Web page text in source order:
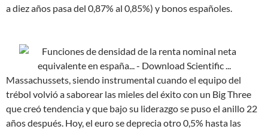
a diez años pasa del 0,87% al 0,85%) y bonos españoles.
Massachussets, siendo instrumental cuando el equipo del
trébol volvió a saborear las mieles del éxito con un Big Three
que creó tendencia y que bajo su liderazgo se puso el anillo 22
años después. Hoy, el euro se deprecia otro 0,5% hasta las